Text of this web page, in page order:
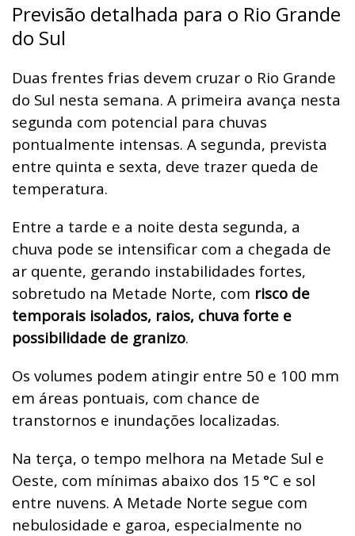
Previsão detalhada para o Rio Grande
do Sul
Duas frentes frias devem cruzar o Rio Grande
do Sul nesta semana. A primeira avança nesta
segunda com potencial para chuvas
pontualmente intensas. A segunda, prevista
entre quinta e sexta, deve trazer queda de
temperatura.
Entre a tarde e a noite desta segunda, a
chuva pode se intensificar com a chegada de
ar quente, gerando instabilidades fortes,
sobretudo na Metade Norte, com risco de
temporais isolados, raios, chuva forte e
possibilidade de granizo.
Os volumes podem atingir entre 50 e 100 mm
em áreas pontuais, com chance de
transtornos e inundações localizadas.
Na terça, o tempo melhora na Metade Sul e
Oeste, com mínimas abaixo dos 15 °C e sol
entre nuvens. A Metade Norte segue com
nebulosidade e garoa, especialmente no